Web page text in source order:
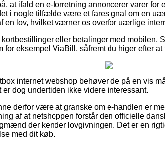
at ifald en e-forretning annoncerer varer for
i nogle tilfælde være et faresignal om en
en lov, hvilket værner os overfor uærlige
eller betalinger med mobilen.
for eksempel ViaBill, såfremt du higer efter
internet webshop behøver de på en vis
er dog undertiden ikke videre interessant.
derfor være at granske om e-handlen er
af at netshoppen forstår den officielle
der kender lovgivningen. Det er en
med dit køb.